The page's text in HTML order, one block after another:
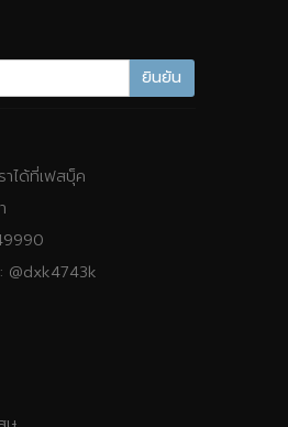
ยินยัน
าได้ที่เฟสบุ็ค
@dxk4743k